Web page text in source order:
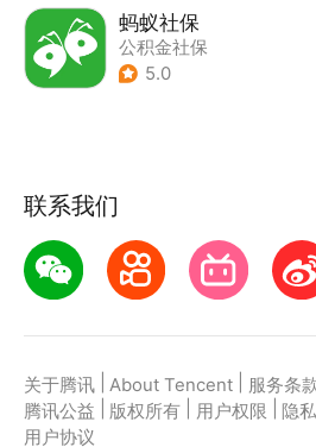
蚂蚁社保
公积金社保
5.0
联系我们
关于腾讯 About Tencent 服务条
腾讯公益
版权所有 用户权限 隐
用户协议